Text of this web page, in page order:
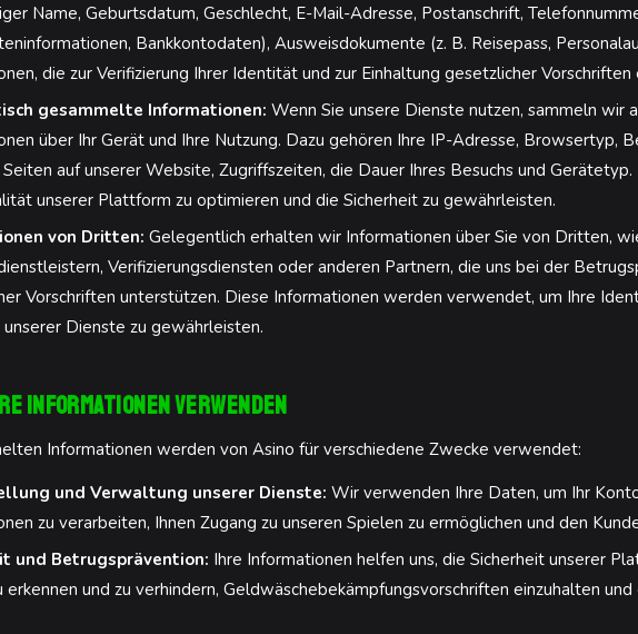
Name, Geburtsdatum, Geschlecht, E-Mail-Adresse, Postanschrift,
Bankkontodaten), Ausweisdokumente (z. B. Reisepass,
die zur Verifizierung Ihrer Identität und zur Einhaltung gesetzlicher Vorschriften
gesammelte Informationen: Wenn Sie unsere Dienste nutzen, sammeln wir
über Ihr Gerät und Ihre Nutzung. Dazu gehören Ihre IP-Adresse, Browsertyp,
auf unserer Website, Zugriffszeiten, die Dauer Ihres Besuchs und
unserer Plattform zu optimieren und die Sicherheit zu gewährleisten.
von Dritten: Gelegentlich erhalten wir Informationen über Sie von Dritten,
Verifizierungsdiensten oder anderen Partnern, die uns bei der
Vorschriften unterstützen. Diese Informationen werden verwendet, um Ihre
Dienste zu gewährleisten.
Informationen verwenden
Informationen werden von Asino für verschiedene Zwecke verwendet:
und Verwaltung unserer Dienste: Wir verwenden Ihre Daten, um Ihr
zu verarbeiten, Ihnen Zugang zu unseren Spielen zu ermöglichen und den
und Betrugsprävention: Ihre Informationen helfen uns, die Sicherheit unserer
erkennen und zu verhindern, Geldwäschebekämpfungsvorschriften einzuhalten